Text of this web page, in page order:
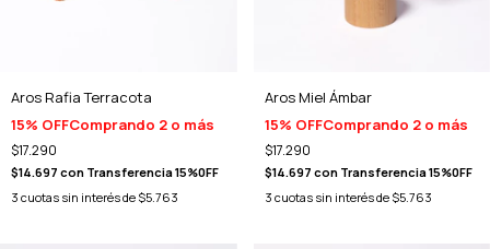
Aros Rafia Terracota
15% OFFComprando 2 o más
$17.290
$14.697 con Transferencia 15%0FF
3 cuotas sin interés de $5.763
Aros Miel Ámbar
15% OFFComprando 2 o más
$17.290
$14.697 con Transferencia 15%0FF
3 cuotas sin interés de $5.763